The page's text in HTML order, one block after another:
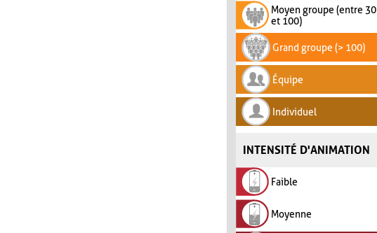
Moyen groupe (entre 30
et 100)
Grand groupe (> 100)
Équipe
Individuel
INTENSITÉ D'ANIMATION
Faible
Moyenne